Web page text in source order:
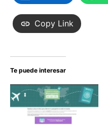
Copy Link
Te puede interesar